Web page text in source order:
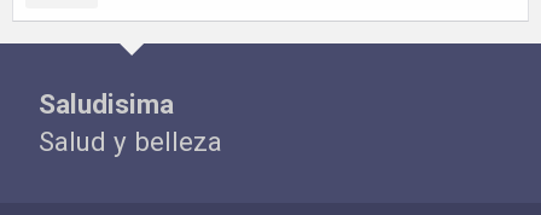
Saludisima
Salud y belleza